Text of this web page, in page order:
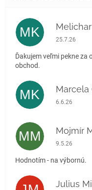
MK Hodnotenie
25.7.26
Ďakujem veľmi pekne
obchod.
MK Marcela
Hodnotenie
6.6.26
MM Mojmír
Hodnotenie
9.5.26
Hodnotím - na výbornú.
Julius